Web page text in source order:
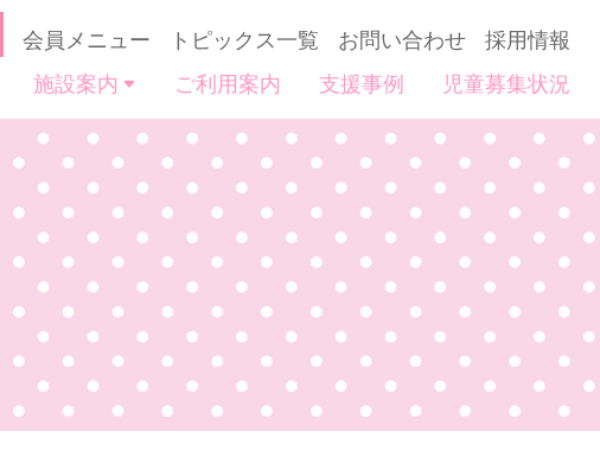
会員メニュー トピックス一覧 お問い合わせ
採用情報
施設案内 ご利用案内 支援事例 児童募集状況